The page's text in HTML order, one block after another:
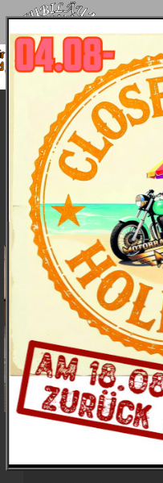
von 4. bis 15.08.
ab 18.08. wieder mit voller
Euch da!
Harley-Davidson
2019 -
Bike & Bilder
Details
Daten
Farben und Preise
Stiehlt die Schau
Rampenlicht.